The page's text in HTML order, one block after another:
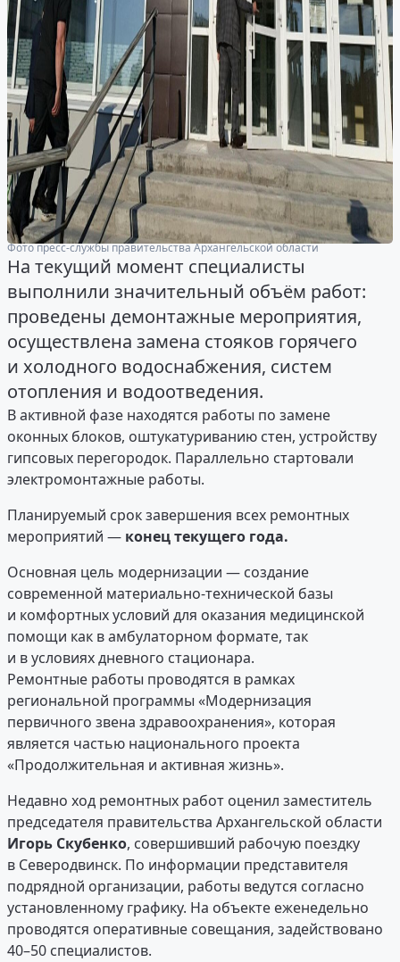
Фото пресс-службы правительства Архангельской области
На текущий момент специалисты
выполнили значительный объём работ:
проведены демонтажные мероприятия,
осуществлена замена стояков горячего
и холодного водоснабжения, систем
отопления и водоотведения.
В активной фазе находятся работы по замене
оконных блоков, оштукатуриванию стен, устройству
гипсовых перегородок. Параллельно стартовали
электромонтажные работы.
Планируемый срок завершения всех ремонтных
мероприятий — конец текущего года.
Основная цель модернизации — создание
современной материально-технической базы
и комфортных условий для оказания медицинской
помощи как в амбулаторном формате, так
и в условиях дневного стационара.
Ремонтные работы проводятся в рамках
региональной программы «Модернизация
первичного звена здравоохранения», которая
является частью национального проекта
«Продолжительная и активная жизнь».
Недавно ход ремонтных работ оценил заместитель
председателя правительства Архангельской области
Игорь Скубенко, совершивший рабочую поездку
в Северодвинск. По информации представителя
подрядной организации, работы ведутся согласно
установленному графику. На объекте еженедельно
проводятся оперативные совещания, задействовано
40–50 специалистов.